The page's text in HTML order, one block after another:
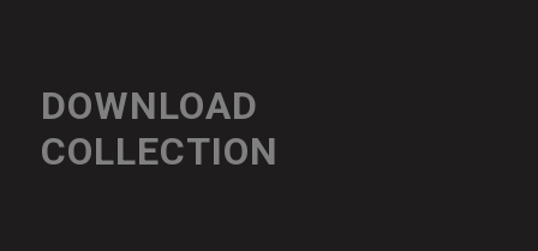
DOWNLOAD
COLLECTION